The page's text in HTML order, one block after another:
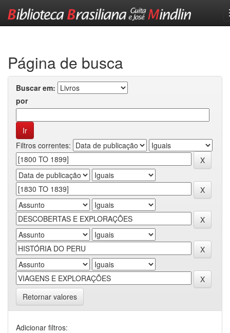
Página de busca
Buscar em:
por
Filtros correntes:
Retornar valores
Adicionar filtros: